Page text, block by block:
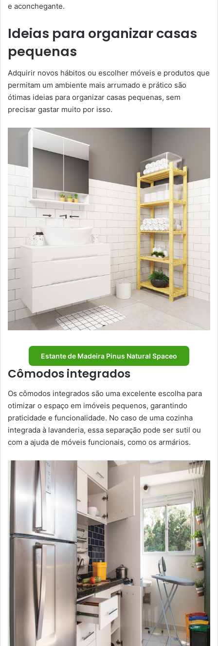
e aconchegante.
Ideias para organizar casas
pequenas
Adquirir novos hábitos ou escolher móveis e produtos que
permitam um ambiente mais arrumado e prático são
ótimas ideias para organizar casas pequenas, sem
precisar gastar muito por isso.
Estante de Madeira Pinus Natural Spaceo
Cômodos integrados
Os cômodos integrados são uma excelente escolha para
otimizar o espaço em imóveis pequenos, garantindo
praticidade e funcionalidade. No caso de uma cozinha
integrada à lavanderia, essa separação pode ser sutil ou
com a ajuda de móveis funcionais, como os armários.